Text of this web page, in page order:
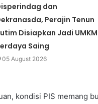
dan
Perajin Tenun
Disiapkan Jadi UMKM
Saing
05 August 2026
kondisi PIS memang